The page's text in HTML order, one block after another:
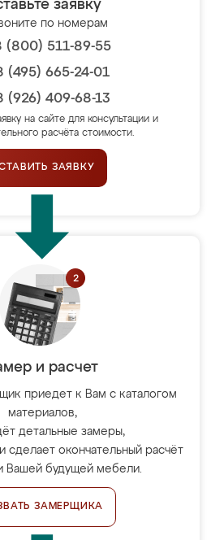
заявку
по номерам
(800) 511-89-55
(495) 665-24-01
(926) 409-68-13
на сайте для консультации и
расчёта стоимости.
ЗАЯВКУ
и расчет
приедет к Вам с каталогом
материалов,
детальные замеры,
сделает окончательный расчёт
Вашей будущей мебели.
ЗАМЕРЩИКА